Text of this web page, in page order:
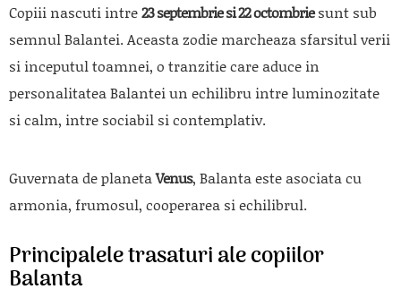
Copiii nascuti intre23 septembrie si 22 octombriesunt sub
semnul Balantei. Aceasta zodie marcheaza sfarsitul verii
si inceputul toamnei, o tranzitie care aduce in
personalitatea Balantei un echilibru intre luminozitate
si calm, intre sociabil si contemplativ.
Guvernata de planetaVenus, Balanta este asociata cu
armonia, frumosul, cooperarea si echilibrul.
Principalele trasaturi ale copiilor
Balanta